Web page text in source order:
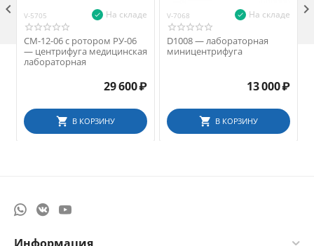
V-5705 На складе
СМ-12-06 с ротором РУ-06
— центрифуга медицинская
лабораторная
29 600₽
В КОРЗИНУ
V-7068 На складе
D1008 — лабораторная
миницентрифуга
13 000₽
В КОРЗИНУ
 